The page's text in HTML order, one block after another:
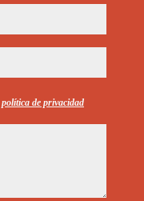
política de privacidad